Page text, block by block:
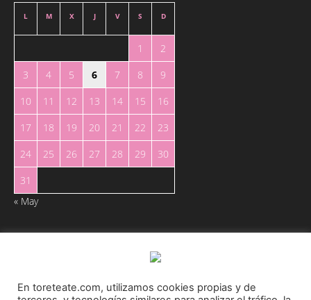
L M X J V S D
1
2
3
4 5 6 7 8
9
10
11 12 13 14 15
16
17
18 19 20 21 22
23
24
25 26 27 28 29
30
31
« May
En toreteate.com, utilizamos cookies propias y de